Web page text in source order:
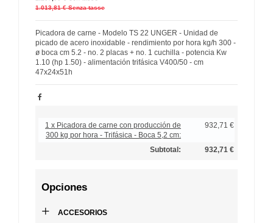
1.013,81 € Senza tasse
Picadora de carne - Modelo TS 22 UNGER - Unidad de
picado de acero inoxidable - rendimiento por hora kg/h 300 -
ø boca cm 5.2 - no. 2 placas + no. 1 cuchilla - potencia Kw
1.10 (hp 1.50) - alimentación trifásica V400/50 - cm
47x24x51h
1 x Picadora de carne con producción de
300 kg por hora - Trifásica - Boca 5,2 cm:
932,71 €
Subtotal: 932,71 €
Opciones
+ ACCESORIOS